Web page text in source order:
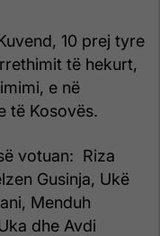
10 prej tyre
të hekurt,
e në
të Kosovës.
votuan: Riza
Gusinja, Ukë
Menduh
dhe Avdi